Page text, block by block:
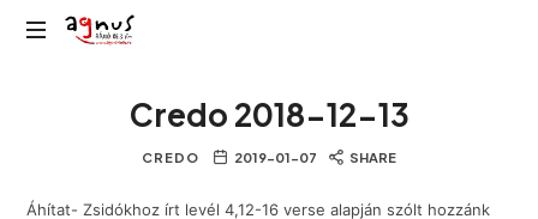
Agnus
közösségiCredo 2018-12-13
CREDO 2019-01-07 SHARE
Áhítat- Zsidókhoz írt levél 4,12-16 verse alapján szólt hozzánk